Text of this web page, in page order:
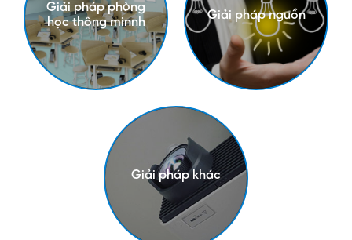
Giải pháp phòng
học thông minnh
Giải pháp nguồn
Giải pháp khác